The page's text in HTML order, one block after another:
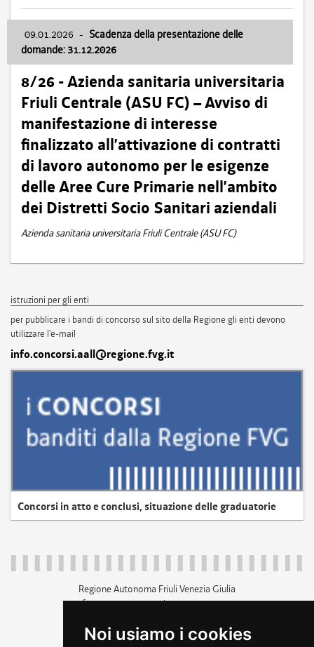
Noi usiamo i cookies
09.01.2026 - Scadenza della presentazione delle
domande: 31.12.2026
8/26 - Azienda sanitaria universitaria
Friuli Centrale (ASU FC) – Avviso di
manifestazione di interesse
finalizzato all’attivazione di contratti
di lavoro autonomo per le esigenze
delle Aree Cure Primarie nell’ambito
dei Distretti Socio Sanitari aziendali
Azienda sanitaria universitaria Friuli Centrale (ASU FC)
istruzioni per gli enti
per pubblicare i bandi di concorso sul sito della Regione gli enti devono
utilizzare l'e-mail
info.concorsi.aall@regione.fvg.it
Concorsi in atto e conclusi, situazione delle graduatorie
Regione Autonoma Friuli Venezia Giulia
c.f. 80014930327; p.iva 00526040324
+39 040 3771111